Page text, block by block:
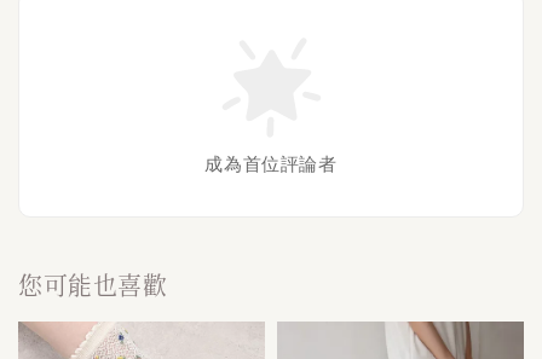
成為首位評論者
您可能也喜歡